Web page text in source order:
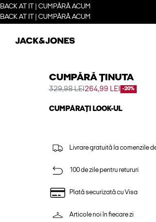
BACK AT IT | CUMPĂRĂ ACUM
BACK AT IT | CUMPĂRĂ ACUM
CUMPĂRĂ ȚINUTA
329,98 LEI264,99 LEI -20%
CUMPĂRAȚI LOOK-UL
Livrare gratuită la comenzile
100 de zile pentru retururi
Plată securizată cu Visa
Articole noi în fiecare zi